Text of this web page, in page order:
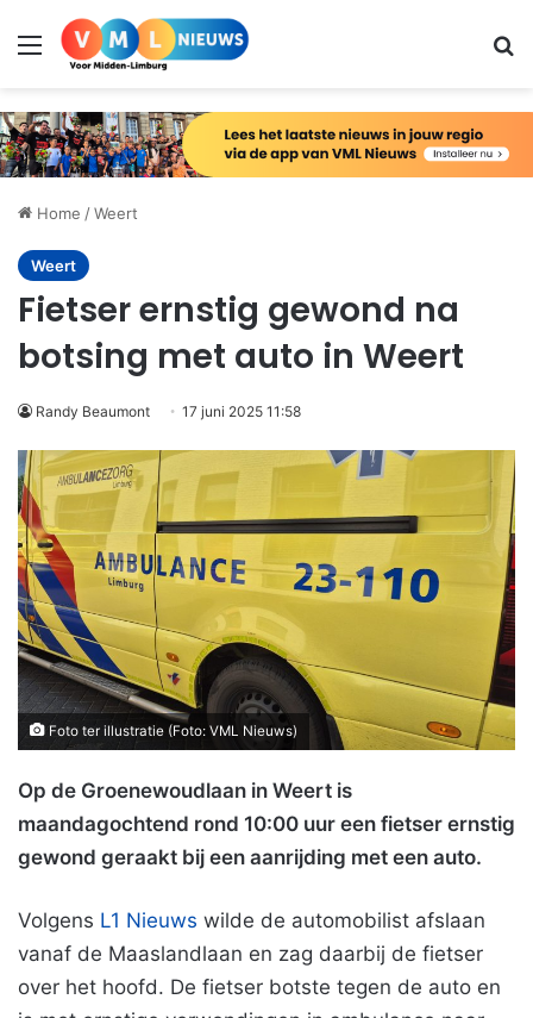
Menu
Home /Weert
Weert
Fietser ernstig gewond na
botsing met auto in Weert
Randy Beaumont 17 juni 2025 11:58
Foto ter illustratie (Foto: VML Nieuws)
Op de Groenewoudlaan in Weert is
maandagochtend rond 10:00 uur een fietser ernstig
gewond geraakt bij een aanrijding met een auto.
Volgens L1 Nieuws wilde de automobilist afslaan
vanaf de Maaslandlaan en zag daarbij de fietser
over het hoofd. De fietser botste tegen de auto en